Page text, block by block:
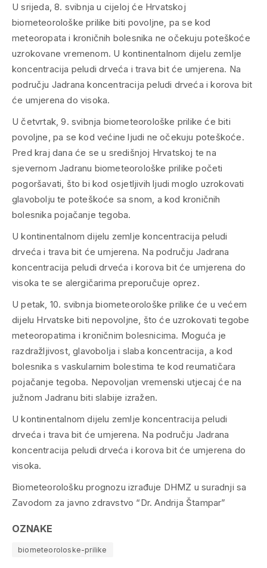
U srijeda, 8. svibnja u cijeloj će Hrvatskoj
biometeorološke prilike biti povoljne, pa se kod
meteoropata i kroničnih bolesnika ne očekuju poteškoće
uzrokovane vremenom. U kontinentalnom dijelu zemlje
koncentracija peludi drveća i trava bit će umjerena. Na
području Jadrana koncentracija peludi drveća i korova bit
će umjerena do visoka.
U četvrtak, 9. svibnja biometeorološke prilike će biti
povoljne, pa se kod većine ljudi ne očekuju poteškoće.
Pred kraj dana će se u središnjoj Hrvatskoj te na
sjevernom Jadranu biometeorološke prilike početi
pogoršavati, što bi kod osjetljivih ljudi moglo uzrokovati
glavobolju te poteškoće sa snom, a kod kroničnih
bolesnika pojačanje tegoba.
U kontinentalnom dijelu zemlje koncentracija peludi
drveća i trava bit će umjerena. Na području Jadrana
koncentracija peludi drveća i korova bit će umjerena do
visoka te se alergičarima preporučuje oprez.
U petak, 10. svibnja biometeorološke prilike će u većem
dijelu Hrvatske biti nepovoljne, što će uzrokovati tegobe
meteoropatima i kroničnim bolesnicima. Moguća je
razdražljivost, glavobolja i slaba koncentracija, a kod
bolesnika s vaskularnim bolestima te kod reumatičara
pojačanje tegoba. Nepovoljan vremenski utjecaj će na
južnom Jadranu biti slabije izražen.
U kontinentalnom dijelu zemlje koncentracija peludi
drveća i trava bit će umjerena. Na području Jadrana
koncentracija peludi drveća i korova bit će umjerena do
visoka.
Biometeorološku prognozu izrađuje DHMZ u suradnji sa
Zavodom za javno zdravstvo “Dr. Andrija Štampar”
OZNAKE
biometeoroloske-prilike